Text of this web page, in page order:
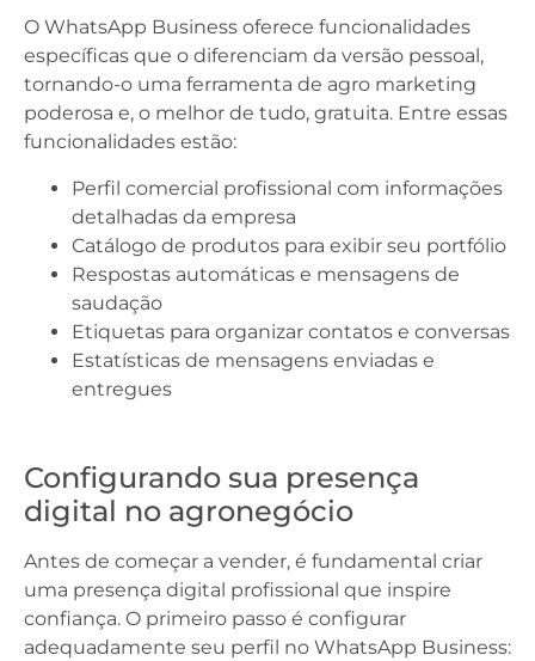
O WhatsApp Business oferece funcionalidades
específicas que o diferenciam da versão pessoal,
tornando-o uma ferramenta de agro marketing
poderosa e, o melhor de tudo, gratuita. Entre essas
funcionalidades estão:
Perfil comercial profissional com informações
detalhadas da empresa
Catálogo de produtos para exibir seu portfólio
Respostas automáticas e mensagens de
saudação
Etiquetas para organizar contatos e conversas
Estatísticas de mensagens enviadas e
entregues
Configurando sua presença
digital no agronegócio
Antes de começar a vender, é fundamental criar
uma presença digital profissional que inspire
confiança. O primeiro passo é configurar
adequadamente seu perfil no WhatsApp Business: